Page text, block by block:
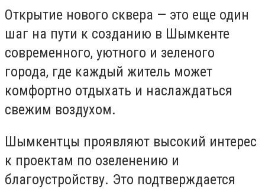
Открытие нового сквера — это еще один
шаг на пути к созданию в Шымкенте
современного, уютного и зеленого
города, где каждый житель может
комфортно отдыхать и наслаждаться
свежим воздухом.
Шымкентцы проявляют высокий интерес
к проектам по озеленению и
благоустройству. Это подтверждается